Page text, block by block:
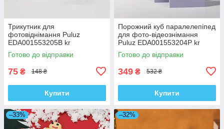
Трикутник для
фотовіднімання Puluz
EDA001553205B kr
Готово до відправки
75 ₴ 148 ₴
Купити
Порожний куб паралелепіпед
для фото-відеознімання
Puluz EDA001553204P kr
Готово до відправки
349 ₴ 532 ₴
Купити
–33% –32%